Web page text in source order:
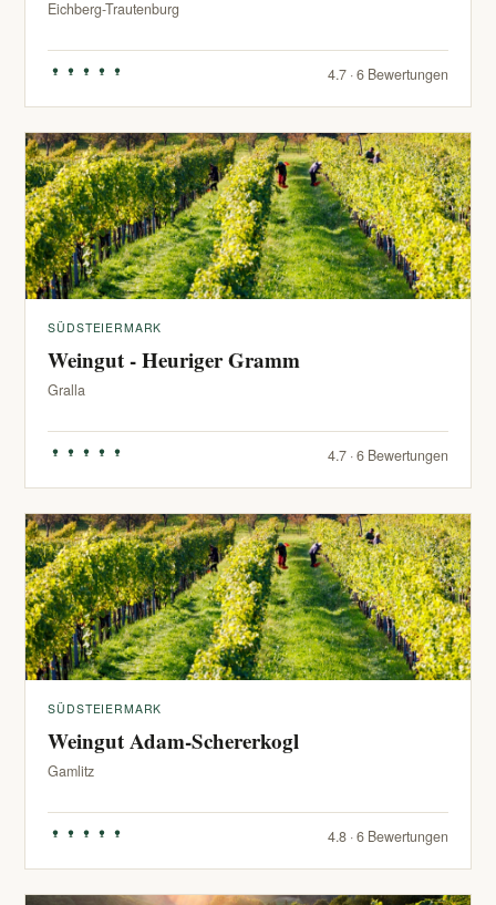
Eichberg-Trautenburg
4.7 · 6 Bewertungen
SÜDSTEIERMARK
Weingut - Heuriger Gramm
Gralla
4.7 · 6 Bewertungen
SÜDSTEIERMARK
Weingut Adam-Schererkogl
Gamlitz
4.8 · 6 Bewertungen